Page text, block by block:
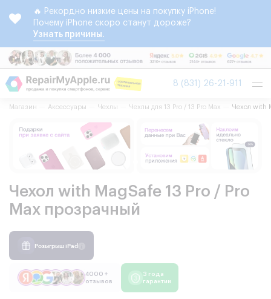
🔥 Рекордно низкие цены на покупку iPhone!
Почему iPhone скоро станут дороже?
Узнать причины.
8 (831) 26-21-911
Магазин Аксессуары Чехлы Чехлы для 13 Pro / 13 Pro Max Чехол with
Чехол with MagSafe 13 Pro / Pro
Max прозрачный
Розыгрыш iPad
4000 +
отзывов
3 года
гарантии